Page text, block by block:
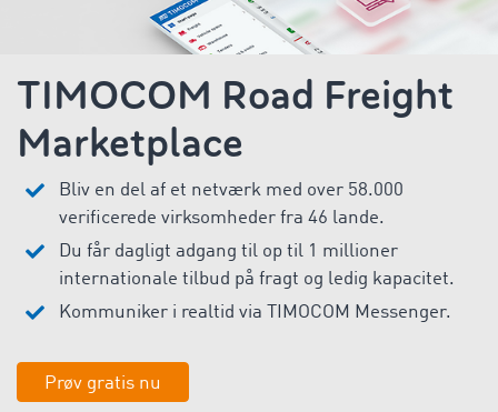
TIMOCOM Road Freight
Marketplace
Bliv en del af et netværk med over 58.000
verificerede virksomheder fra 46 lande.
Du får dagligt adgang til op til 1 millioner
internationale tilbud på fragt og ledig kapacitet.
Kommuniker i realtid via TIMOCOM Messenger.
Prøv gratis nu